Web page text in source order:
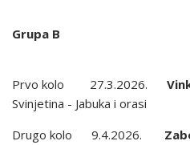
Prvo kolo 27.3.2026.
Svinjetina - Jabuka i orasi
Drugo kolo 9.4.2026.